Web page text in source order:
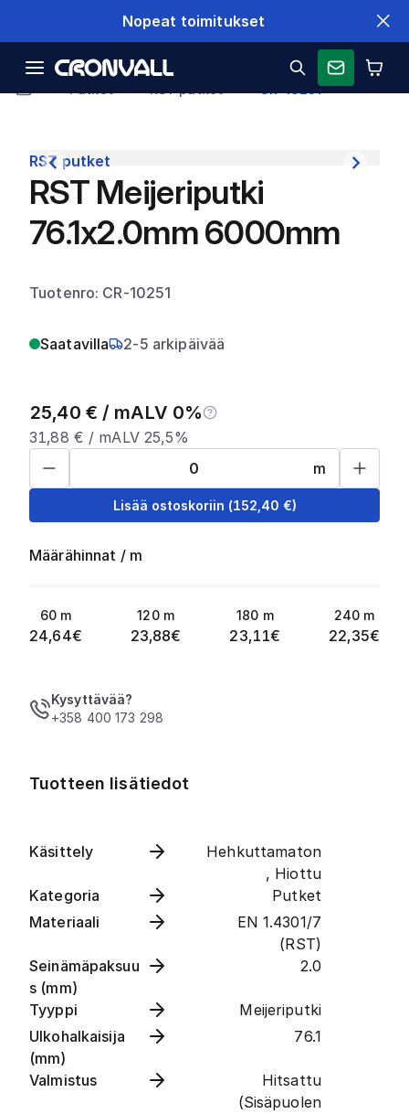
Nopeat toimitukset
CR-10251
RST putket
RST Meijeriputki
76.1x2.0mm 6000mm
Tuotenro: CR-10251
Saatavilla 2-5 arkipäivää
25,40 € / mALV 0%
31,88 € / mALV 25,5%
m
Lisää ostoskoriin (152,40 €)
Määrähinnat / m
60 m
24,64€
120 m
23,88€
180 m
23,11€
240 m
22,35€
Kysyttävää?
+358 400 173 298
Tuotteen lisätiedot
Käsittely
Hehkuttamaton
, Hiottu
Kategoria
Putket
Materiaali
EN 1.4301/7
(RST)
Seinämäpaksuu
s (mm)
2.0
Tyyppi
Meijeriputki
Ulkohalkaisija
(mm)
76.1
Valmistus
Hitsattu
(Sisäpuolen